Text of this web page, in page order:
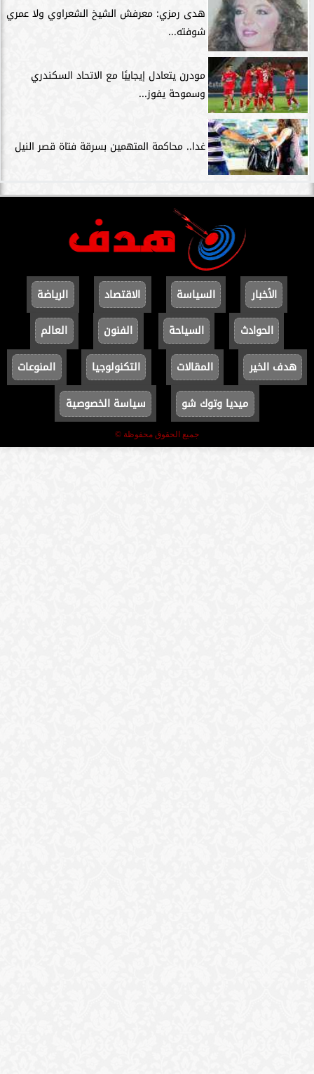
هدى رمزي: معرفش الشيخ الشعراوي ولا عمري
شوفته...
مودرن يتعادل إيجابيًا مع الاتحاد السكندري
وسموحة يفوز...
غدا.. محاكمة المتهمين بسرقة فتاة قصر النيل
الأخبار السياسة الاقتصاد
الرياضة
الحوادث
السياحة الفنون
العالم
هدف الخير
المقالات التكنولوجيا
المنوعات
ميديا وتوك شو
سياسة الخصوصية
جميع الحقوق محفوظة ©